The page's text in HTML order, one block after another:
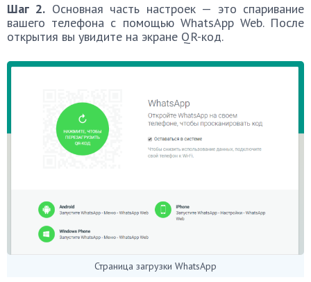
Шаг 2. Основная часть настроек — это спаривание
вашего телефона с помощью WhatsApp Web. После
открытия вы увидите на экране QR-код.
Страница загрузки WhatsApp